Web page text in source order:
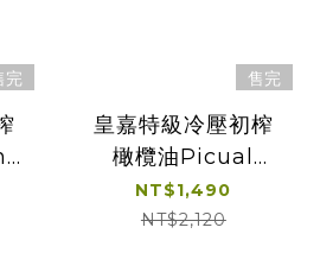
完 售完
皇嘉特級冷壓初榨
橄欖油Picual
500ml贈皇嘉
100ml*1+25ml*1
NT$1,490
NT$2,120